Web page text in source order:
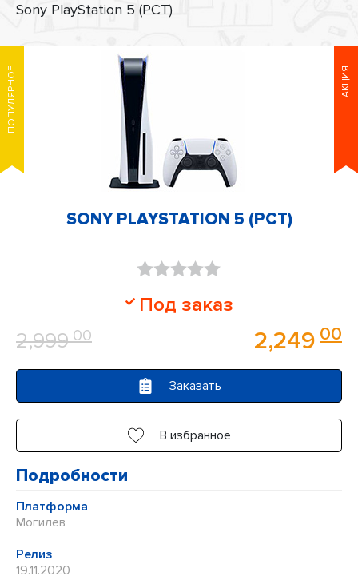
Sony PlayStation 5 (РСТ)
АКЦИЯ
ПОПУЛЯРНОЕ
SONY PLAYSTATION 5 (РСТ)
5
Под заказ
2,999 00 2,249 00
Заказать
В избранное
Подробности
Платформа
Могилев
Релиз
19.11.2020